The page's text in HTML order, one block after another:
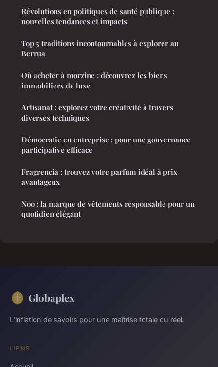
Révolutions en politiques de santé publique :
nouvelles tendances et impacts
Top 5 traditions incontournables à explorer au
Berrua
Où acheter à morzine : découvrez les biens
immobiliers de luxe
Artisanat : explorez votre créativité à travers
diverses techniques
Démocratie en entreprise : pour une gouvernance
participative efficace
Fragrencia : trouvez votre parfum idéal à prix
avantageux
Noo : la marque de vêtements responsable pour un
quotidien élégant
Globaplex
L'inflation de savoirs pour une maîtrise totale du réel.
LIENS